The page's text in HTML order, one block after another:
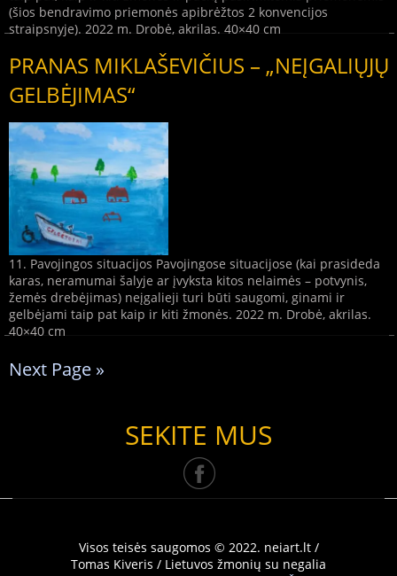
(šios bendravimo priemonės apibrėžtos 2 konvencijos
straipsnyje). 2022 m. Drobė, akrilas. 40×40 cm
PRANAS MIKLAŠEVIČIUS – „NEĮGALIŲJŲ
GELBĖJIMAS“
11. Pavojingos situacijos Pavojingose situacijose (kai prasideda
karas, neramumai šalyje ar įvyksta kitos nelaimės – potvynis,
žemės drebėjimas) neįgalieji turi būti saugomi, ginami ir
gelbėjami taip pat kaip ir kiti žmonės. 2022 m. Drobė, akrilas.
40×40 cm
Next Page »
SEKITE MUS
Visos teisės saugomos © 2022. neiart.lt /
Tomas Kiveris / Lietuvos žmonių su negalia